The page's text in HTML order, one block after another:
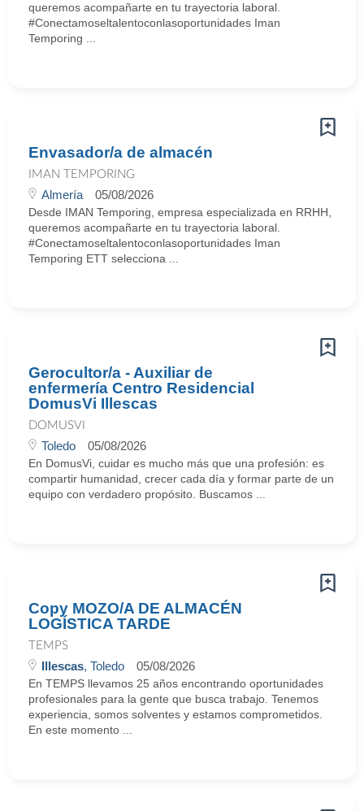
queremos acompañarte en tu trayectoria laboral.
#Conectamoseltalentoconlasoportunidades Iman
Temporing ...
Envasador/a de almacén
IMAN TEMPORING
Almería 05/08/2026
Desde IMAN Temporing, empresa especializada en RRHH,
queremos acompañarte en tu trayectoria laboral.
#Conectamoseltalentoconlasoportunidades Iman
Temporing ETT selecciona ...
Gerocultor/a - Auxiliar de
enfermería Centro Residencial
DomusVi Illescas
DOMUSVI
Toledo 05/08/2026
En DomusVi, cuidar es mucho más que una profesión: es
compartir humanidad, crecer cada día y formar parte de un
equipo con verdadero propósito. Buscamos ...
Copy MOZO/A DE ALMACÉN
LOGÍSTICA TARDE
TEMPS
Illescas, Toledo 05/08/2026
En TEMPS llevamos 25 años encontrando oportunidades
profesionales para la gente que busca trabajo. Tenemos
experiencia, somos solventes y estamos comprometidos.
En este momento ...